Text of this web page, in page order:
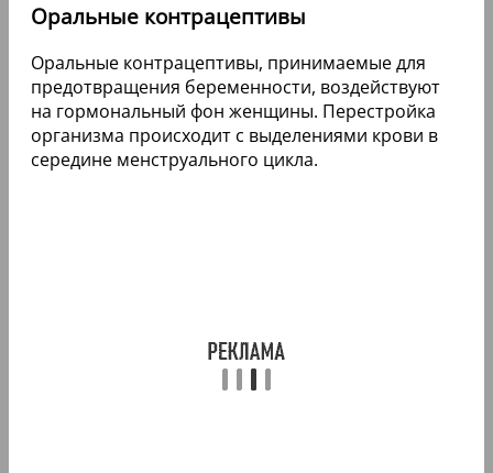
Оральные контрацептивы
Оральные контрацептивы, принимаемые для
предотвращения беременности, воздействуют
на гормональный фон женщины. Перестройка
организма происходит с выделениями крови в
середине менструального цикла.